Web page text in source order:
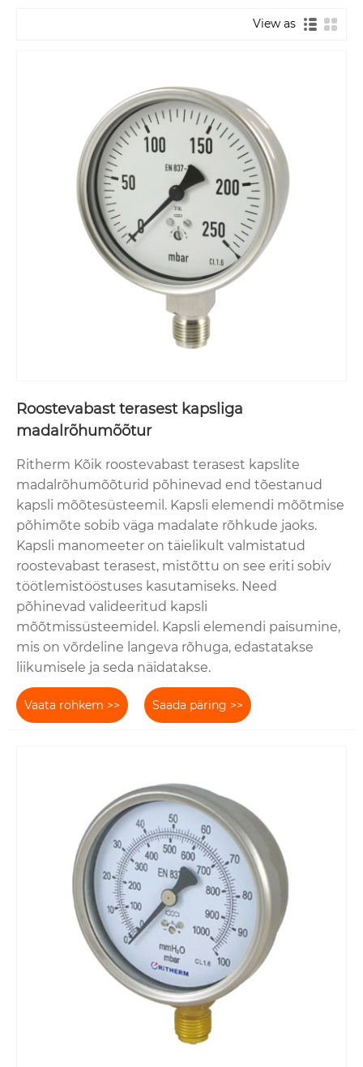
View as
Roostevabast terasest kapsliga
madalrõhumõõtur
Ritherm Kõik roostevabast terasest kapslite
madalrõhumõõturid põhinevad end tõestanud
kapsli mõõtesüsteemil. Kapsli elemendi mõõtmise
põhimõte sobib väga madalate rõhkude jaoks.
Kapsli manomeeter on täielikult valmistatud
roostevabast terasest, mistõttu on see eriti sobiv
töötlemistööstuses kasutamiseks. Need
põhinevad valideeritud kapsli
mõõtmissüsteemidel. Kapsli elemendi paisumine,
mis on võrdeline langeva rõhuga, edastatakse
liikumisele ja seda näidatakse.
Vaata rohkem >> Saada päring >>